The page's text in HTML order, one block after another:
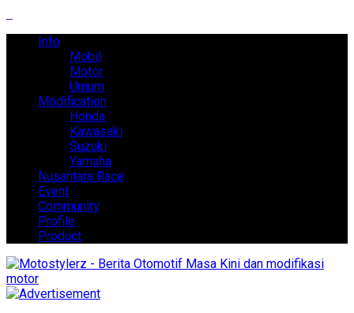
Info
Mobil
Motor
Umum
Modification
Honda
Kawasaki
Suzuki
Yamaha
Nusantara Race
Event
Community
Profile
Product